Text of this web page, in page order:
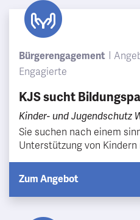
Bürgerengagement
Engagierte
KJS sucht
Kinder- und Jugendschutz
Sie suchen nach einem
Unterstützung von
sind S…
Zum Angebot